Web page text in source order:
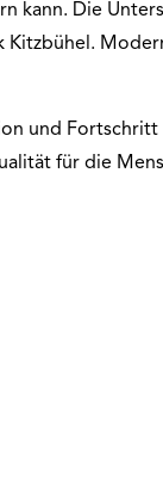
kann. Die
und
für die